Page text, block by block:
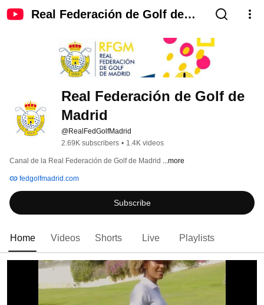
Real Federación de Golf de
Real Federación de Golf de
Madrid
@RealFedGolfMadrid
2.69K subscribers • 1.4K videos
Canal de la Real Federación de Golf de Madrid ...more
fedgolfmadrid.com
Subscribe
Home Videos Shorts Live Playlists